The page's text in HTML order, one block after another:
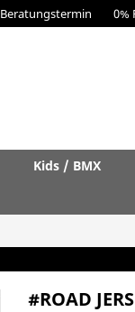
Beratungstermin 0%
Kids / BMX
#ROAD